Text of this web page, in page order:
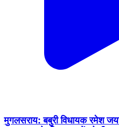
मुगलसराय: बबुरी विधायक रमेश